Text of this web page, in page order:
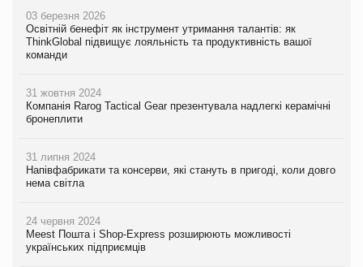
03 березня 2026
Освітній бенефіт як інструмент утримання талантів: як
ThinkGlobal підвищує лояльність та продуктивність вашої
команди
31 жовтня 2024
Компанія Rarog Tactical Gear презентувала надлегкі керамічні
бронеплити
31 липня 2024
Напівфабрикати та консерви, які стануть в пригоді, коли довго
нема світла
24 червня 2024
Meest Пошта і Shop-Express розширюють можливості
українських підприємців